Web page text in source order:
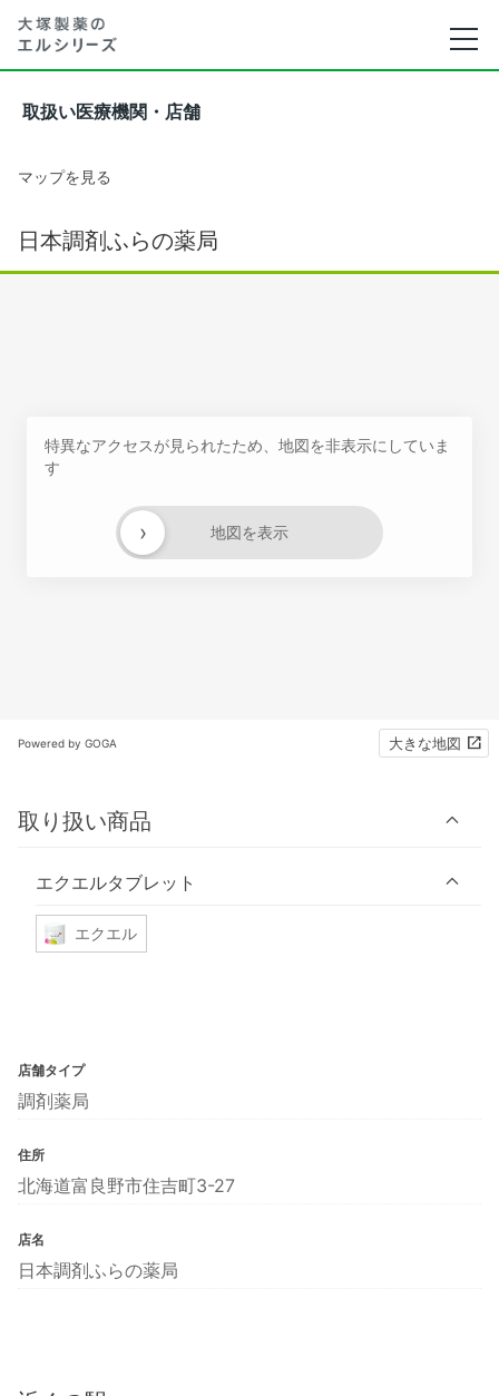
取扱い医療機関・店舗
マップを見る
日本調剤ふらの薬局
特異なアクセスが見られたため、地図を非表示にしていま
す
地図を表示
›
Powered by GOGA 大きな地図
取り扱い商品
エクエルタブレット
エクエル
店舗タイプ
調剤薬局
住所
北海道富良野市住吉町3-27
店名
日本調剤ふらの薬局